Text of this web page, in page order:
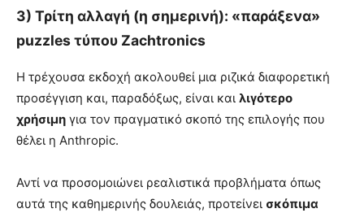
3) Τρίτη αλλαγή (η σημερινή): «παράξενα»
puzzles τύπου Zachtronics
Η τρέχουσα εκδοχή ακολουθεί μια ριζικά διαφορετική
προσέγγιση και, παραδόξως, είναι και λιγότερο
χρήσιμη για τον πραγματικό σκοπό της επιλογής που
θέλει η Anthropic.
Αντί να προσομοιώνει ρεαλιστικά προβλήματα όπως
αυτά της καθημερινής δουλειάς, προτείνει σκόπιμα